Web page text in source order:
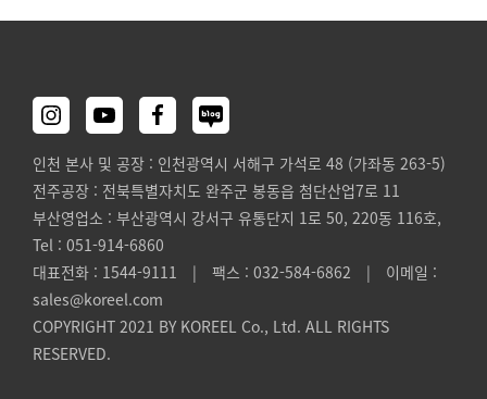
인천 본사 및 공장 : 인천광역시 서해구 가석로 48 (가좌동 263-5)
전주공장 : 전북특별자치도 완주군 봉동읍 첨단산업7로 11
부산영업소 : 부산광역시 강서구 유통단지 1로 50, 220동 116호,
Tel : 051-914-6860
대표전화 : 1544-9111 | 팩스 : 032-584-6862 | 이메일 :
sales@koreel.com
COPYRIGHT 2021 BY KOREEL Co., Ltd. ALL RIGHTS
RESERVED.